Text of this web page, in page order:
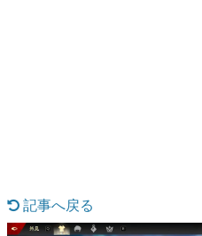
です。
記事へ戻る